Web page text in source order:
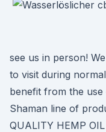
see us in person!
to visit during
benefit from the use
Shaman line of
QUALITY HEMP